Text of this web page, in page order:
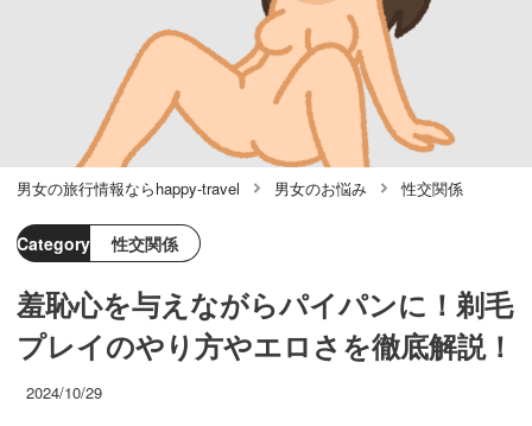
男女の旅行情報ならhappy-travel 男女のお悩み 性交関係
Category 性交関係
羞恥心を与えながらパイパンに！剃毛
プレイのやり方やエロさを徹底解説！
2024/10/29